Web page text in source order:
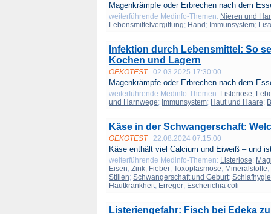
Magenkrämpfe oder Erbrechen nach dem
weiterführende Medinfo-Themen: Nieren und
Lebensmittelvergiftung; Hand ; Immunsystem;
Infektion durch Lebensmittel: So
Kochen und Lagern
OEKOTEST 02.03.2025 17:30:00
Magenkrämpfe oder Erbrechen nach dem
weiterführende Medinfo-Themen: Listeriose;
und Harnwege; Immunsystem; Haut und Haare;
Käse in der Schwangerschaft:
OEKOTEST 22.08.2024 07:15:00
Käse enthält viel Calcium und Eiweiß – und
weiterführende Medinfo-Themen: Listeriose;
Eisen; Zink; Fieber; Toxoplasmose; Mineralstoffe;
Stillen; Schwangerschaft und Geburt;
Hautkrankheit; Erreger; Escherichia coli
Listeriengefahr: Fisch bei Edeka